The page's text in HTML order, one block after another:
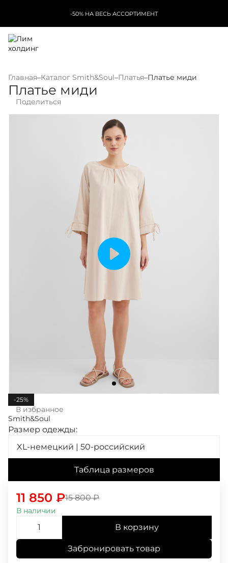
-50% НА ВЕСЬ АССОРТИМЕНТ
Главная–Каталог Smith&Soul–Платья–Платье миди
Платье миди
Поделиться
-25%
В избранное
Smith&Soul
Размер одежды:
XL-немецкий | 50-российский
Таблица размеров
15 800₽
11 850 ₽
В наличии
В корзину
Забронировать товар